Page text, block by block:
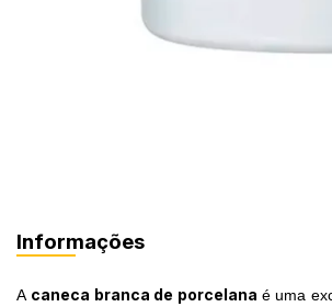
Informações
A caneca branca de porcelana é uma